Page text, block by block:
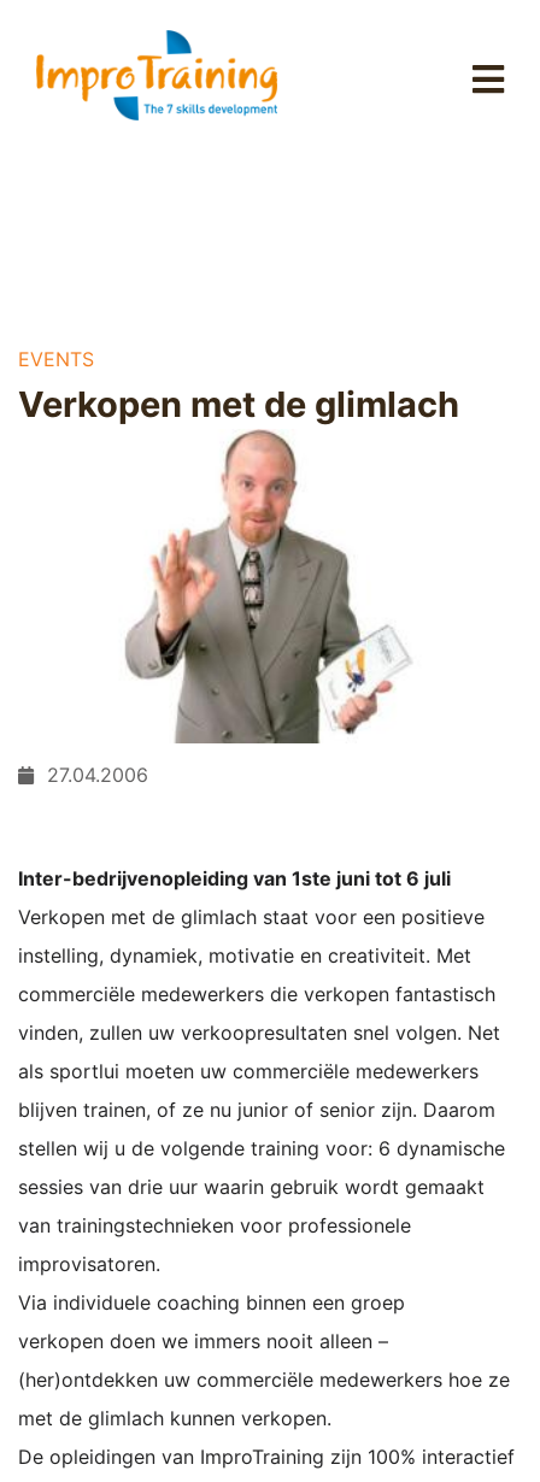
EVENTS
Verkopen met de glimlach
27.04.2006
Inter-bedrijvenopleiding van 1ste juni tot 6 juli
Verkopen met de glimlach staat voor een positieve
instelling, dynamiek, motivatie en creativiteit. Met
commerciële medewerkers die verkopen fantastisch
vinden, zullen uw verkoopresultaten snel volgen. Net
als sportlui moeten uw commerciële medewerkers
blijven trainen, of ze nu junior of senior zijn. Daarom
stellen wij u de volgende training voor: 6 dynamische
sessies van drie uur waarin gebruik wordt gemaakt
van trainingstechnieken voor professionele
improvisatoren.
Via individuele coaching binnen een groep
verkopen doen we immers nooit alleen –
(her)ontdekken uw commerciële medewerkers hoe ze
met de glimlach kunnen verkopen.
De opleidingen van ImproTraining zijn 100% interactief